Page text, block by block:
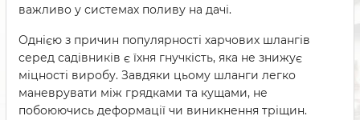
важливо у системах поливу на дачі.
Однією з причин популярності харчових шлангів
серед садівників є їхня гнучкість, яка не знижує
міцності виробу. Завдяки цьому шланги легко
маневрувати між грядками та кущами, не
побоюючись деформації чи виникнення тріщин.